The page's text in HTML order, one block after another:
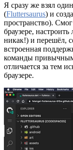
Я сразу же взял
(Fluttersaurus) и
пространство).
браузере,
никак!) и перешёл,
встроенная
команды привычным
отличается за тем
браузере.